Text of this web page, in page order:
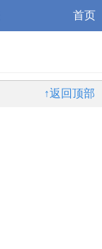
首页
↑返回顶部